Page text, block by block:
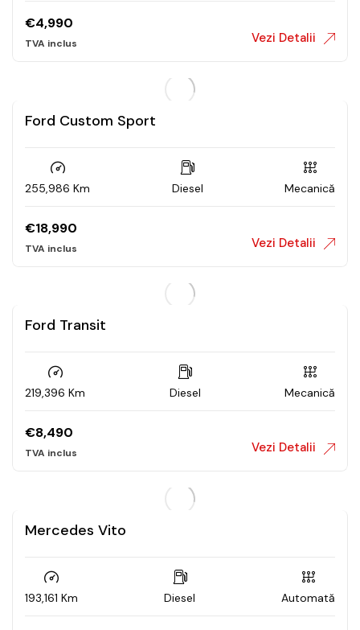
€4,990
Vezi Detalii
Ford Custom Sport
255,986 Km Diesel Mecanică
€18,990
Vezi Detalii
Ford Transit
219,396 Km Diesel Mecanică
€8,490
Vezi Detalii
Mercedes Vito
193,161 Km Diesel Automată